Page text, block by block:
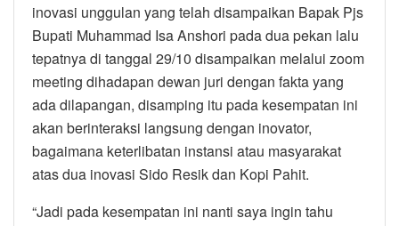
inovasi unggulan yang telah disampaikan Bapak Pjs
Bupati Muhammad Isa Anshori pada dua pekan lalu
tepatnya di tanggal 29/10 disampaikan melalui zoom
meeting dihadapan dewan juri dengan fakta yang
ada dilapangan, disamping itu pada kesempatan ini
akan berinteraksi langsung dengan inovator,
bagaimana keterlibatan instansi atau masyarakat
atas dua inovasi Sido Resik dan Kopi Pahit.
“Jadi pada kesempatan ini nanti saya ingin tahu